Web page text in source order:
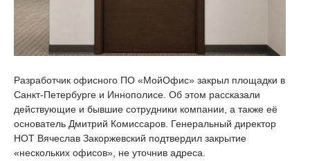
Разработчик офисного ПО «МойОфис» закрыл площадки в
Санкт-Петербурге и Иннополисе. Об этом рассказали
действующие и бывшие сотрудники компании, а также её
основатель Дмитрий Комиссаров. Генеральный директор
НОТ Вячеслав Закоржевский подтвердил закрытие
«нескольких офисов», не уточнив адреса.